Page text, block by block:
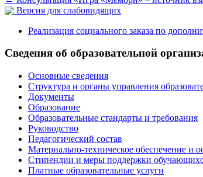
Версия для слабовидящих
Реализация социального заказа по
Сведения об образовательной
Основные сведения
Структура и органы управления
Документы
Образование
Образовательные стандарты и требования
Руководство
Педагогический состав
Материально-техническое обеспечение и
Стипендии и меры поддержки
Платные образовательные услуги